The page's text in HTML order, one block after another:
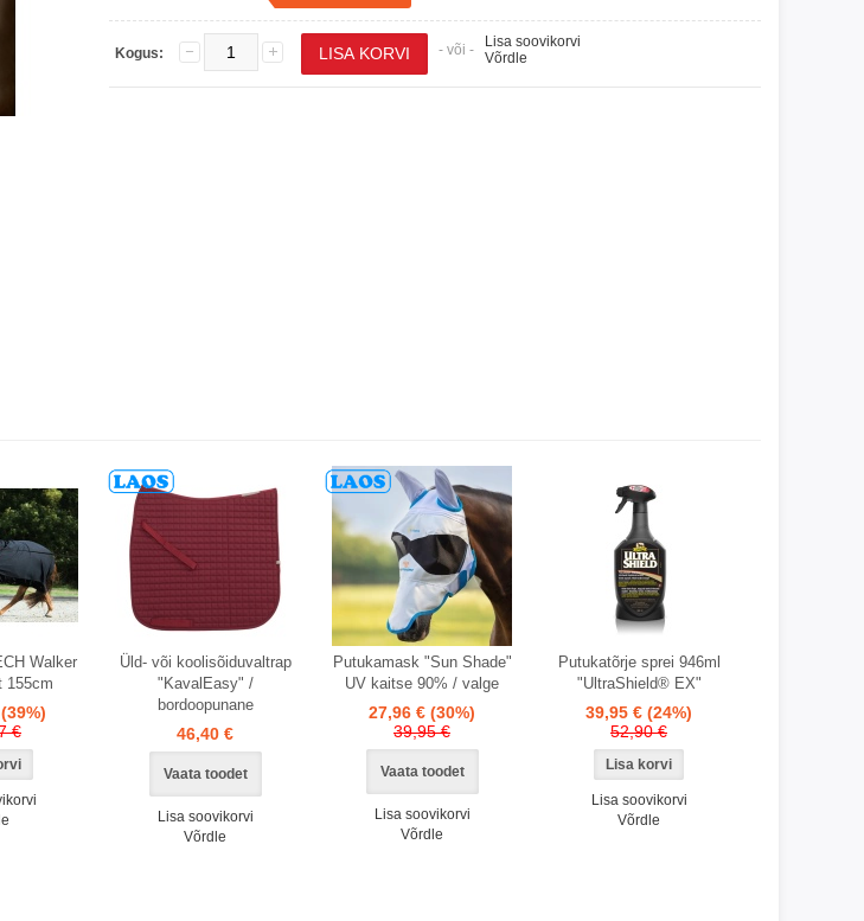
Kogus: - või -
Lisa soovikorvi
Võrdle
Walker
155cm
(39%)
€
Üld- või koolisõiduvaltrap
"KavalEasy" /
bordoopunane
46,40 €
Vaata toodet
Lisa soovikorvi
Võrdle
Putukamask "Sun Shade"
UV kaitse 90% / valge
27,96 € (30%)
39,95 €
Vaata toodet
Lisa soovikorvi
Võrdle
Putukatõrje sprei 946ml
"UltraShield® EX"
39,95 € (24%)
52,90 €
Lisa soovikorvi
Võrdle